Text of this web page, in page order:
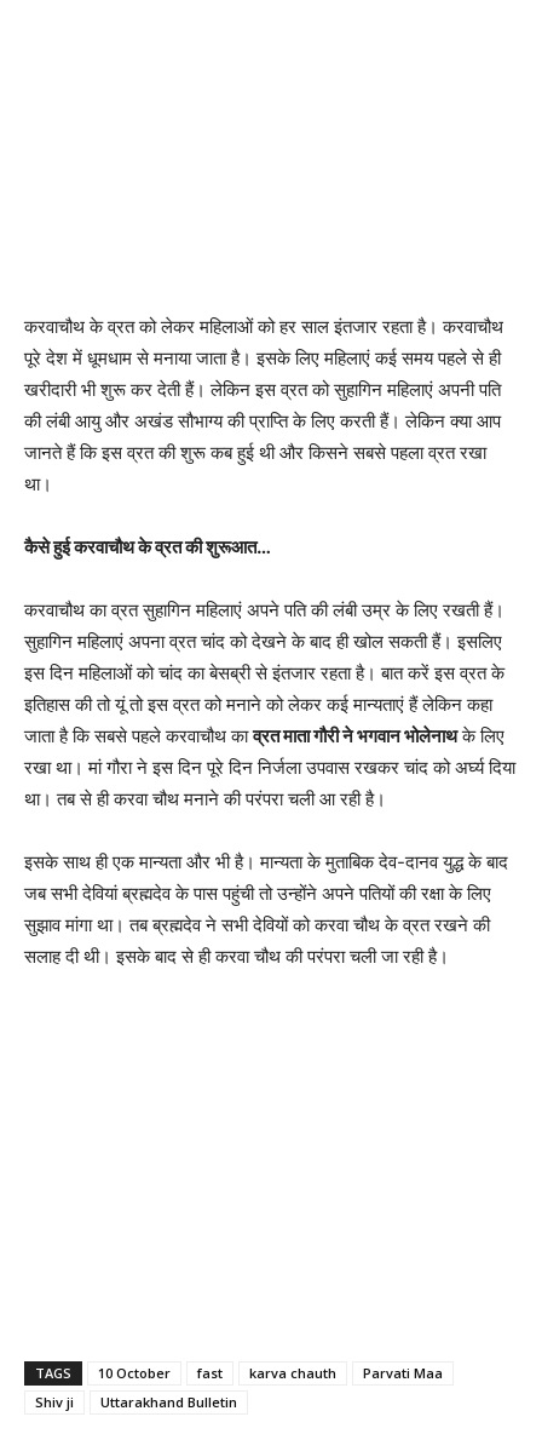
करवाचौथ के व्रत को लेकर महिलाओं को हर साल इंतजार रहता है। करवाचौथ
पूरे देश में धूमधाम से मनाया जाता है। इसके लिए महिलाएं कई समय पहले से ही
खरीदारी भी शुरू कर देती हैं। लेकिन इस व्रत को सुहागिन महिलाएं अपनी पति
की लंबी आयु और अखंड सौभाग्य की प्राप्ति के लिए करती हैं। लेकिन क्या आप
जानते हैं कि इस व्रत की शुरू कब हुई थी और किसने सबसे पहला व्रत रखा
था।
कैसे हुई करवाचौथ के व्रत की शुरूआत…
करवाचौथ का व्रत सुहागिन महिलाएं अपने पति की लंबी उम्र के लिए रखती हैं।
सुहागिन महिलाएं अपना व्रत चांद को देखने के बाद ही खोल सकती हैं। इसलिए
इस दिन महिलाओं को चांद का बेसब्री से इंतजार रहता है। बात करें इस व्रत के
इतिहास की तो यूं तो इस व्रत को मनाने को लेकर कई मान्यताएं हैं लेकिन कहा
जाता है कि सबसे पहले करवाचौथ काव्रत माता गौरी ने भगवान भोलेनाथके लिए
रखा था। मां गौरा ने इस दिन पूरे दिन निर्जला उपवास रखकर चांद को अर्घ्य दिया
था। तब से ही करवा चौथ मनाने की परंपरा चली आ रही है।
इसके साथ ही एक मान्यता और भी है। मान्यता के मुताबिक देव-दानव युद्ध के बाद
जब सभी देवियां ब्रह्मदेव के पास पहुंची तो उन्होंने अपने पतियों की रक्षा के लिए
सुझाव मांगा था। तब ब्रह्मदेव ने सभी देवियों को करवा चौथ के व्रत रखने की
सलाह दी थी। इसके बाद से ही करवा चौथ की परंपरा चली जा रही है।
TAGS 10 October fast karva chauth
Parvati Maa
Shiv ji
Uttarakhand Bulletin